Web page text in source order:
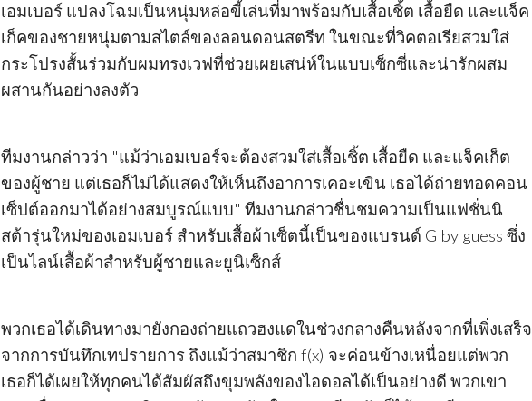
เอมเบอร์ แปลงโฉมเป็นหนุ่มหล่อขี้เล่นที่มาพร้อมกับเสื้อเชิ้ต เสื้อยืด และแจ็ค
เก็คของชายหนุ่มตามสไตล์ของลอนดอนสตรีท ในขณะที่วิคตอเรียสวมใส่
กระโปรงสั้นร่วมกับผมทรงเวฟที่ช่วยเผยเสน่ห์ในแบบเซ็กซี่และน่ารักผสม
ผสานกันอย่างลงตัว
ทีมงานกล่าวว่า "แม้ว่าเอมเบอร์จะต้องสวมใส่เสื้อเชิ้ต เสื้อยืด และแจ็คเก็ต
ของผู้ชาย แต่เธอก็ไม่ได้แสดงให้เห็นถึงอาการเคอะเขิน เธอได้ถ่ายทอดคอน
เซ็ปต์ออกมาได้อย่างสมบูรณ์แบบ" ทีมงานกล่าวชื่นชมความเป็นแฟชั่นนิ
สต้ารุ่นใหม่ของเอมเบอร์ สำหรับเสื้อผ้าเซ็ตนี้เป็นของแบรนด์ G by guess ซึ่ง
เป็นไลน์เสื้อผ้าสำหรับผู้ชายและยูนิเซ็กส์
พวกเธอได้เดินทางมายังกองถ่ายแถวฮงแดในช่วงกลางคืนหลังจากที่เพิ่งเสร็จ
จากการบันทึกเทปรายการ ถึงแม้ว่าสมาชิก f(x) จะค่อนข้างเหนื่อยแต่พวก
เธอก็ได้เผยให้ทุกคนได้สัมผัสถึงขุมพลังของไอดอลได้เป็นอย่างดี พวกเขา